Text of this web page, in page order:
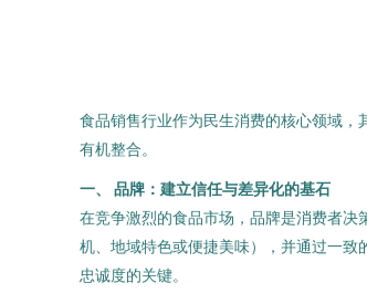
食品销售行业作为民生消费的核心领域
有机整合。
一、 品牌：建立信任与差异化的基石
在竞争激烈的食品市场，品牌是消费者
机、地域特色或便捷美味），并通过一
忠诚度的关键。